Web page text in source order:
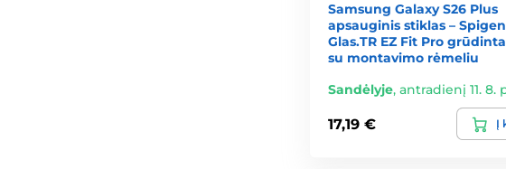
Samsung Galaxy S26 Plus
apsauginis stiklas – Spigen
Glas.TR EZ Fit Pro
su montavimo rėmeliu
Sandėlyje, antradienį 11. 8.
17,19 € Į